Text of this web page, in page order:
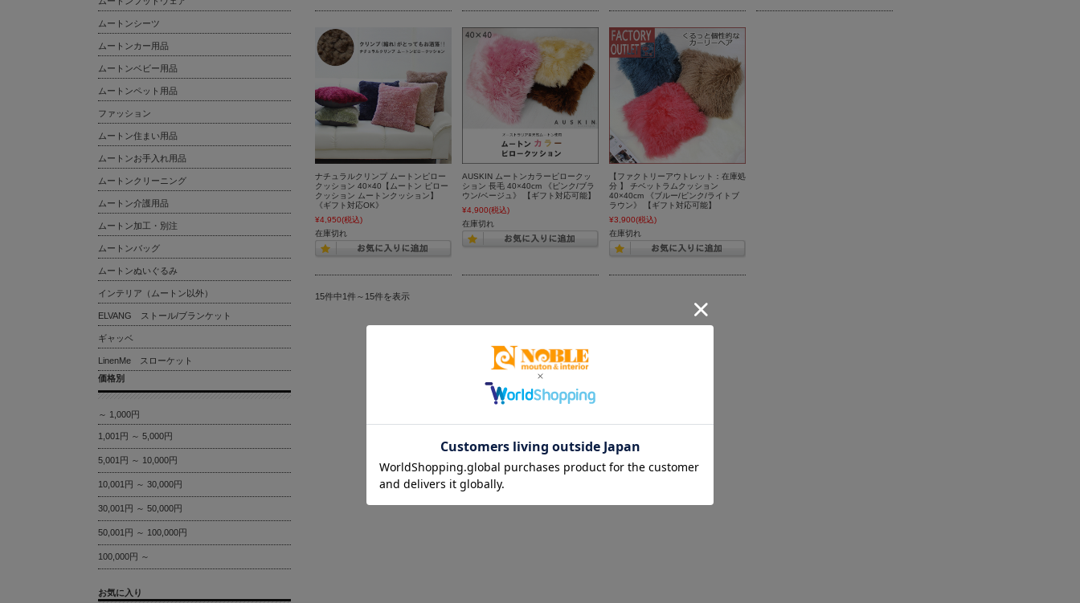
ナチュラルクリンプ ムートンピロー
クッション 40×40【ムートン ピロー
クッション ムートンクッション】
《ギフト対応OK》
¥4,950(税込)
在庫切れ
AUSKIN ムートンカラーピロークッ
ション 長毛 40×40cm 《ピンク/ブラ
ウン/ベージュ》 【ギフト対応可能】
¥4,900(税込)
在庫切れ
【ファクトリーアウトレット：在庫処
分 】 チベットラムクッション
40×40cm 《ブルー/ピンク/ライトブ
ラウン》 【ギフト対応可能】
¥3,900(税込)
在庫切れ
15件中1件～15件を表示
ムートンシーツ
ムートンカー用品
ムートンベビー用品
ムートンペット用品
ファッション
ムートン住まい用品
ムートンお手入れ用品
ムートンクリーニング
ムートン介護用品
ムートン加工・別注
ムートンバッグ
ムートンぬいぐるみ
インテリア（ムートン以外）
ELVANG ストール/ブランケット
ギャッベ
LinenMe スローケット
価格別
～ 1,000円
1,001円 ～ 5,000円
5,001円 ～ 10,000円
10,001円 ～ 30,000円
30,001円 ～ 50,000円
50,001円 ～ 100,000円
100,000円 ～
お気に入り